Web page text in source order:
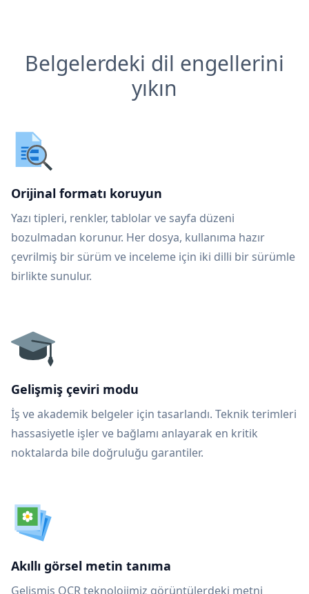
Belgelerdeki dil engellerini
yıkın
Orijinal formatı koruyun
Yazı tipleri, renkler, tablolar ve sayfa düzeni
bozulmadan korunur. Her dosya, kullanıma hazır
çevrilmiş bir sürüm ve inceleme için iki dilli bir sürümle
birlikte sunulur.
Gelişmiş çeviri modu
İş ve akademik belgeler için tasarlandı. Teknik terimleri
hassasiyetle işler ve bağlamı anlayarak en kritik
noktalarda bile doğruluğu garantiler.
Akıllı görsel metin tanıma
Gelişmiş OCR teknolojimiz görüntülerdeki metni